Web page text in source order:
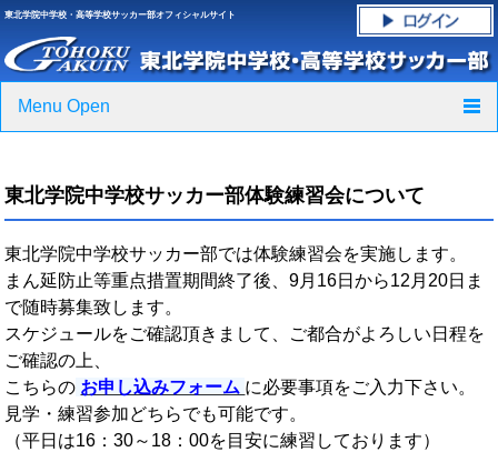
東北学院中学校・高等学校サッカー部オフィシャルサイト
Menu Open
ニュース
クラブ紹介・進路実績
フォトギャラリー
東北学院中学校サッカー部体験練習会について
東北学院中学校サッカー部では体験練習会を実施します。
まん延防止等重点措置期間終了後、9月16日から12月20日ま
で随時募集致します。
スケジュールをご確認頂きまして、ご都合がよろしい日程を
ご確認の上、
こちらの お申し込みフォーム に必要事項をご入力下さい。
見学・練習参加どちらでも可能です。
（平日は16：30～18：00を目安に練習しております）